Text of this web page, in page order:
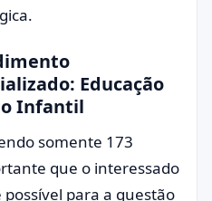
Educação
Infantil
somente 173
que o interessado
para a questão